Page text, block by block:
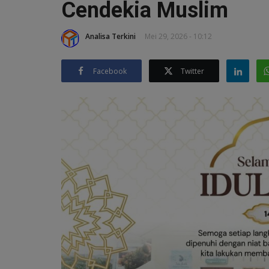
Cendekia Muslim
Analisa Terkini Mei 29, 2026 - 10:12
Facebook Twitter